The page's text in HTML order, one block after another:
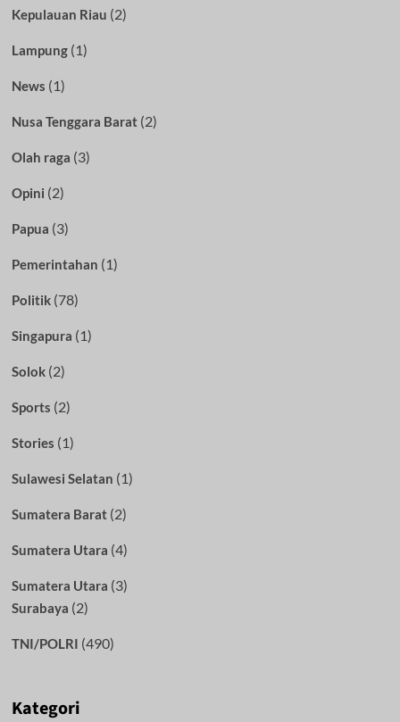
Kepulauan Riau (2)
Lampung(1)
News (1)
Nusa Tenggara Barat(2)
Olah raga (3)
Opini (2)
Papua (3)
Pemerintahan (1)
Politik(78)
Singapura (1)
Solok(2)
Sports (2)
Stories (1)
Sulawesi Selatan (1)
Sumatera Barat(2)
Sumatera Utara (4)
Sumatera Utara (3)
Surabaya (2)
TNI/POLRI (490)
Kategori